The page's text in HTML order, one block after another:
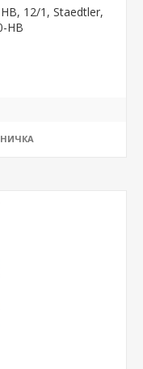
12/1, Staedtler,
HB